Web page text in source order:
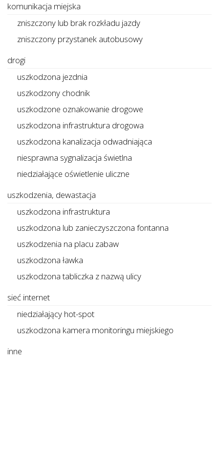
komunikacja miejska
zniszczony lub brak rozkładu jazdy
zniszczony przystanek autobusowy
drogi
uszkodzona jezdnia
uszkodzony chodnik
uszkodzone oznakowanie drogowe
uszkodzona infrastruktura drogowa
uszkodzona kanalizacja odwadniająca
niesprawna sygnalizacja świetlna
niedziałające oświetlenie uliczne
uszkodzenia, dewastacja
uszkodzona infrastruktura
uszkodzona lub zanieczyszczona fontanna
uszkodzenia na placu zabaw
uszkodzona ławka
uszkodzona tabliczka z nazwą ulicy
sieć internet
niedziałający hot-spot
uszkodzona kamera monitoringu miejskiego
inne